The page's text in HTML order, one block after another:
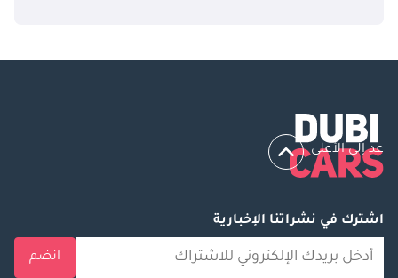
عد إلى الأعلى
اشترك في نشراتنا الإخبارية
انضم